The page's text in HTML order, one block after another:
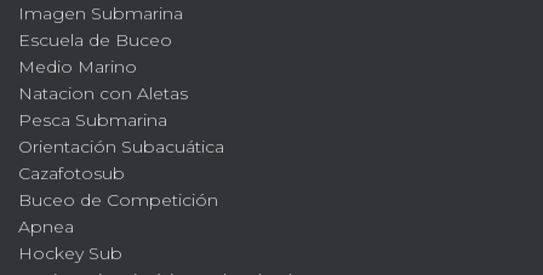
Imagen Submarina
Escuela de Buceo
Medio Marino
Natacion con Aletas
Pesca Submarina
Orientación Subacuática
Cazafotosub
Buceo de Competición
Apnea
Hockey Sub